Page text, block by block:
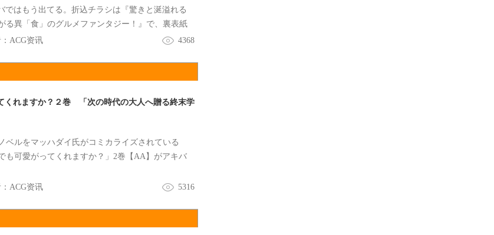
ではもう出てる。折込チラシは『驚きと涎溢れる
る異「食」のグルメファンタジー！』で、裏表紙
メ」をご賞味あれ！』だった。
ACG资讯 4368
れますか？２巻 「次の時代の大人へ贈る終末学
ベルをマッハダイ氏がコミカライズされている
も可愛がってくれますか？」2巻【AA】がアキバ
ACG资讯 5316